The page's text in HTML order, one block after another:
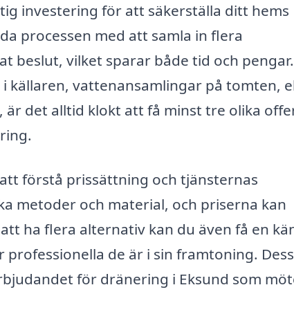
investering för att säkerställa ditt hems
processen med att samla in flera
beslut, vilket sparar både tid och pengar.
källaren, vattenansamlingar på tomten,
det alltid klokt att få minst tre olika
förstå prissättning och tjänsternas
metoder och material, och priserna kan
ha flera alternativ kan du även få en
de är i sin framtoning.
för dränering i Eksund som